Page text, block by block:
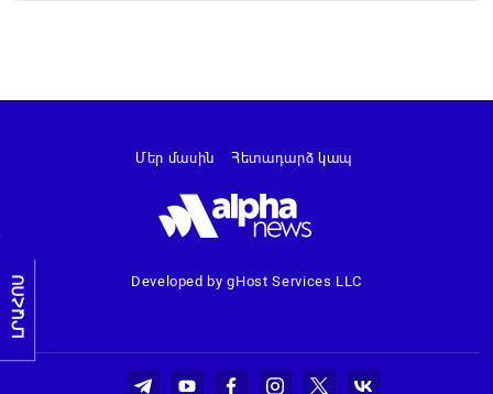
ԼՐԱՀՈՍ Developed by gHost Services LLC
Մեր մասին Հետադարձ կապ